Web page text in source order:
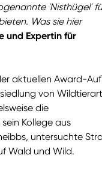
´Nisthügel´
Was sie hier
und Expertin für
aktuellen Award-
von
die
Kollege aus
untersuchte
Wald und Wild.